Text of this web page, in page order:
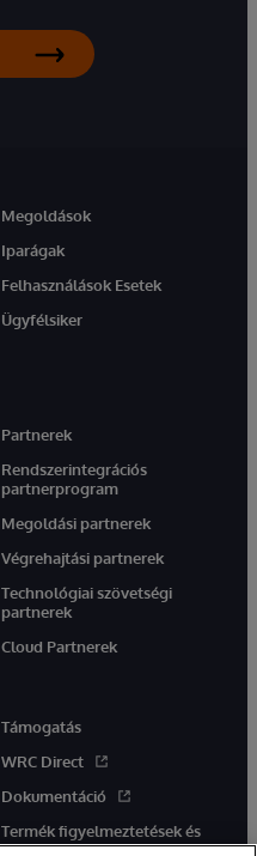
Megoldások
Iparágak
Felhasználások Esetek
Ügyfélsiker
Partnerek
Rendszerintegrációs
partnerprogram
Megoldási partnerek
Végrehajtási partnerek
Technológiai szövetségi
partnerek
Cloud Partnerek
Támogatás
WRC Direct
Dokumentáció
Termék figyelmeztetések és
tanácsok